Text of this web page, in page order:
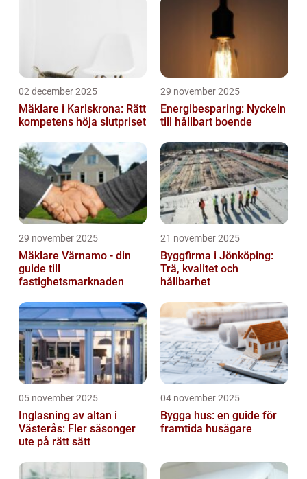
02 december 2025
Mäklare i Karlskrona: Rätt
kompetens höja slutpriset
29 november 2025
Energibesparing: Nyckeln
till hållbart boende
29 november 2025
Mäklare Värnamo - din
guide till
fastighetsmarknaden
21 november 2025
Byggfirma i Jönköping:
Trä, kvalitet och
hållbarhet
05 november 2025
Inglasning av altan i
Västerås: Fler säsonger
ute på rätt sätt
04 november 2025
Bygga hus: en guide för
framtida husägare